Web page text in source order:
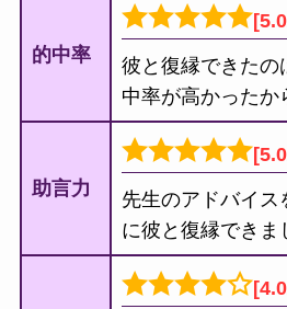
的中率
彼と復縁できたの
中率が高かったか
助言力
先生のアドバイス
に彼と復縁できま